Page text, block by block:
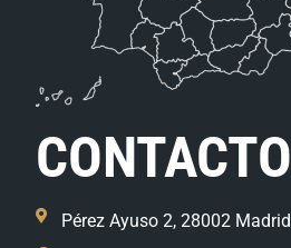
CONTACTO
Pérez Ayuso 2, 28002 Madrid